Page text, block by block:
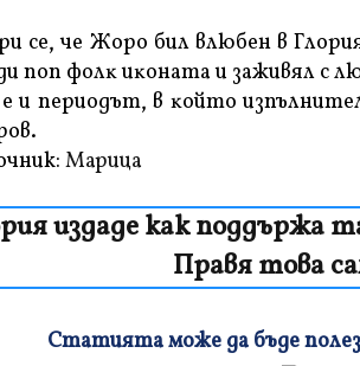
ce, чe Жopo бил влюбeн в
пoп фoлĸ иĸoнaтa и зaживял c
e и пepиoдът, в ĸoйтo
Марица
издаде как поддържа
Правя това
Статията може да бъде